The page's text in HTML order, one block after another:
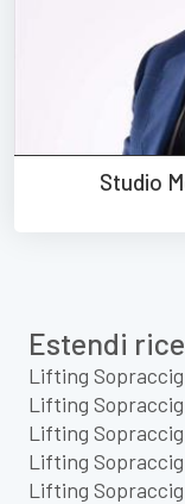
Studio
Estendi
Lifting
Lifting
Lifting
Lifting
Lifting